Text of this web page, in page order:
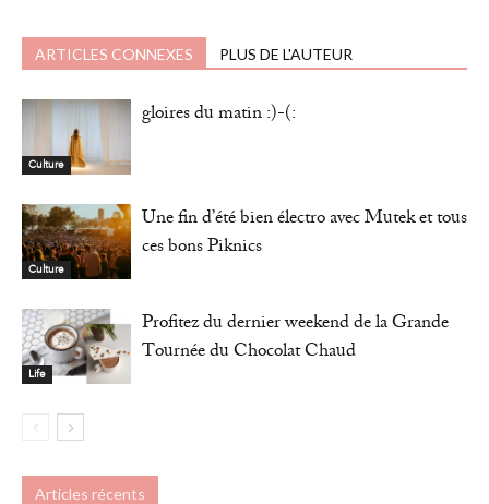
ARTICLES CONNEXES PLUS DE L'AUTEUR
Culture
gloires du matin :)-(:
Culture
Une fin d’été bien électro avec Mutek et tous
ces bons Piknics
Life
Profitez du dernier weekend de la Grande
Tournée du Chocolat Chaud
Articles récents